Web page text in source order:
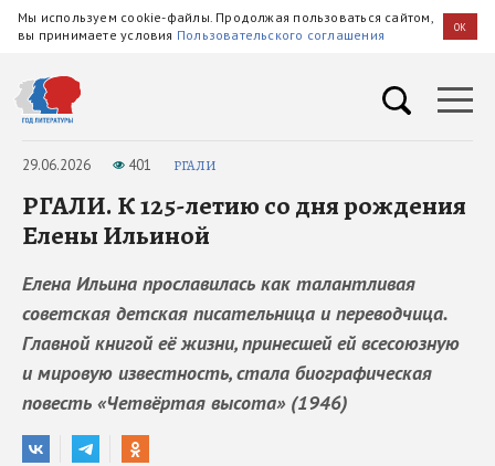
Мы используем cookie-файлы. Продолжая пользоваться сайтом,
вы принимаете условия Пользовательского соглашения OK
29.06.2026 401 РГАЛИ
РГАЛИ. К 125-летию со дня рождения
Елены Ильиной
Елена Ильина прославилась как талантливая
советская детская писательница и переводчица.
Главной книгой её жизни, принесшей ей всесоюзную
и мировую известность, стала биографическая
повесть «Четвёртая высота» (1946)